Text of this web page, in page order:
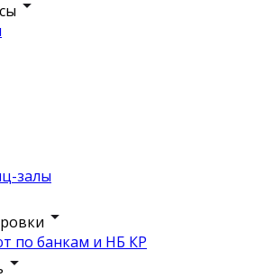
залы
по банкам и НБ КР